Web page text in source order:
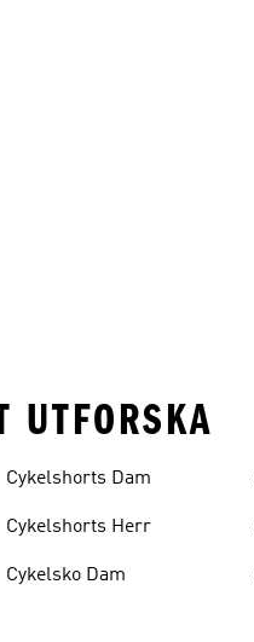
UTFORSKA
Cykelshorts Dam
Cykelshorts Herr
Cykelsko Dam